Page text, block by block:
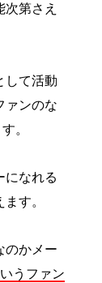
第さえ
して活動
ァンのな
。
になれる
す。
のかメー
うファン